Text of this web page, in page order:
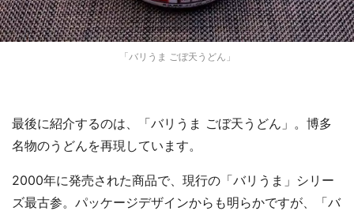
「バリうま ごぼ天うどん」
最後に紹介するのは、「バリうま ごぼ天うどん」。博多
名物のうどんを再現しています。
2000年に発売された商品で、現行の「バリうま」シリー
ズ最古参。パッケージデザインからも明らかですが、「バ